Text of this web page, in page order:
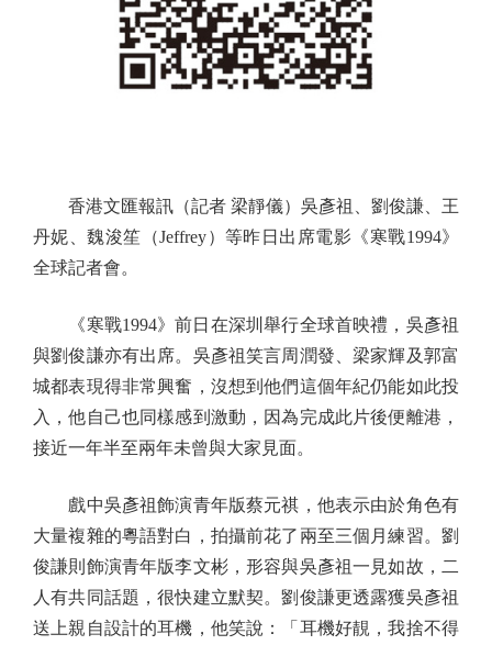
香港文匯報訊（記者 梁靜儀）吳彥祖、劉俊謙、王
丹妮、魏浚笙（Jeffrey）等昨日出席電影《寒戰1994》
全球記者會。
《寒戰1994》前日在深圳舉行全球首映禮，吳彥祖
與劉俊謙亦有出席。吳彥祖笑言周潤發、梁家輝及郭富
城都表現得非常興奮，沒想到他們這個年紀仍能如此投
入，他自己也同樣感到激動，因為完成此片後便離港，
接近一年半至兩年未曾與大家見面。
戲中吳彥祖飾演青年版蔡元祺，他表示由於角色有
大量複雜的粵語對白，拍攝前花了兩至三個月練習。劉
俊謙則飾演青年版李文彬，形容與吳彥祖一見如故，二
人有共同話題，很快建立默契。劉俊謙更透露獲吳彥祖
送上親自設計的耳機，他笑說：「耳機好靚，我捨不得